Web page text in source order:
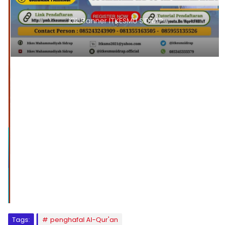
Klik Banner ITKESMU SIDRAP
Tags:
penghafal Al-Qur'an